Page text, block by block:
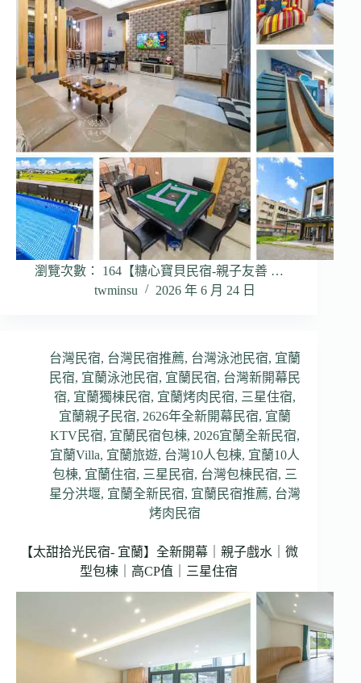
瀏覽次數： 164【糖心寶貝民宿-親子友善 …
twminsu
2026 年 6 月 24 日
台灣民宿, 台灣民宿推薦, 台灣泳池民宿, 宜蘭
民宿, 宜蘭泳池民宿, 宜蘭民宿, 台灣新開幕民
宿, 宜蘭獨棟民宿, 宜蘭烤肉民宿, 三星住宿,
宜蘭親子民宿, 2626年全新開幕民宿, 宜蘭
KTV民宿, 宜蘭民宿包棟, 2026宜蘭全新民宿,
宜蘭Villa, 宜蘭旅遊, 台灣10人包棟, 宜蘭10人
包棟, 宜蘭住宿, 三星民宿, 台灣包棟民宿, 三
星分洪堰, 宜蘭全新民宿, 宜蘭民宿推薦, 台灣
烤肉民宿
【太甜拾光民宿- 宜蘭】全新開幕｜親子戲水｜微
型包棟｜高CP值｜三星住宿